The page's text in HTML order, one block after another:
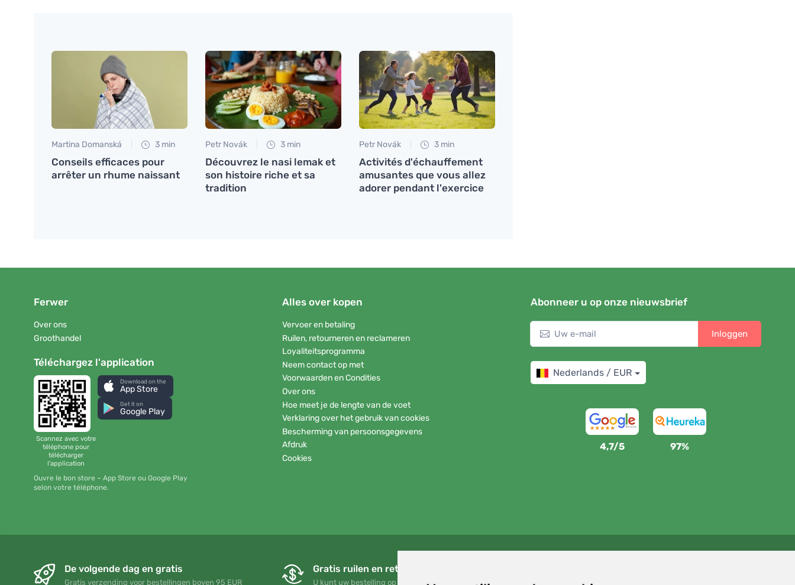
Martina Domanská 3 min
Conseils efficaces pour
arrêter un rhume naissant
Petr Novák 3 min
Découvrez le nasi lemak et
son histoire riche et sa
tradition
Petr Novák 3 min
Activités d'échauffement
amusantes que vous allez
adorer pendant l'exercice
Ferwer
Over ons
Groothandel
Téléchargez l'application
Scannez avec votre
téléphone pour
télécharger
l'application
Download on the
App Store
Get it on
Google Play
Ouvre le bon store – App Store ou Google Play
selon votre téléphone.
Alles over kopen
Vervoer en betaling
Ruilen, retourneren en reclameren
Loyaliteitsprogramma
Neem contact op met
Voorwaarden en Condities
Over ons
Hoe meet je de lengte van de voet
Verklaring over het gebruik van cookies
Bescherming van persoonsgegevens
Afdruk
Cookies
Abonneer u op onze nieuwsbrief
Inloggen
Nederlands / EUR
4,7/5 97%
De volgende dag en gratis
Gratis verzending voor bestellingen boven 95 EUR
Gratis ruilen en retourneren
U kunt uw bestelling op elk gewenst moment binnen 90 Voor elke bestelling planten we een boom! Lees meer